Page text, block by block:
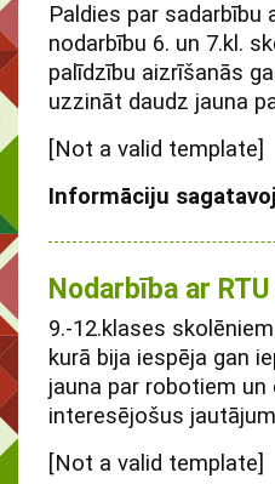
Paldies par sadarbību
nodarbību 6. un 7.kl.
palīdzību aizrīšanās
uzzināt daudz jauna
[Not a valid template]
Informāciju
Nodarbība ar
9.-12.klases
kurā bija iespēja gan
jauna par robotiem
interesējošus
[Not a valid template]